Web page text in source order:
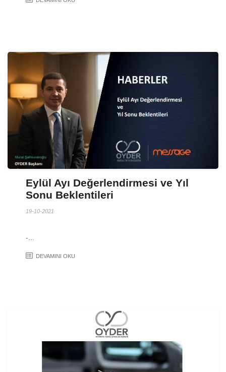
Eylül Ayı Değerlendirmesi ve Yıl
Sonu Beklentileri
19-10-2021
-...
DEVAMINI OKU